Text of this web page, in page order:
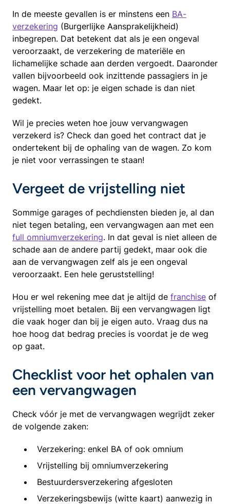
In de meeste gevallen is er minstens een BA-
verzekering (Burgerlijke Aansprakelijkheid)
inbegrepen. Dat betekent dat als je een ongeval
veroorzaakt, de verzekering de materiële en
lichamelijke schade aan derden vergoedt. Daaronder
vallen bijvoorbeeld ook inzittende passagiers in je
wagen. Maar let op: je eigen schade is dan niet
gedekt.
Wil je precies weten hoe jouw vervangwagen
verzekerd is? Check dan goed het contract dat je
ondertekent bij de ophaling van de wagen. Zo kom
je niet voor verrassingen te staan!
Vergeet de vrijstelling niet
Sommige garages of pechdiensten bieden je, al dan
niet tegen betaling, een vervangwagen aan met een
full omniumverzekering. In dat geval is niet alleen de
schade aan de andere partij gedekt, maar ook die
aan de vervangwagen zelf als je een ongeval
veroorzaakt. Een hele geruststelling!
Hou er wel rekening mee dat je altijd de franchise of
vrijstelling moet betalen. Bij een vervangwagen ligt
die vaak hoger dan bij je eigen auto. Vraag dus na
hoe hoog dat bedrag precies is voordat je de weg
op gaat.
Checklist voor het ophalen van
een vervangwagen
Check vóór je met de vervangwagen wegrijdt zeker
de volgende zaken:
Verzekering: enkel BA of ook omnium
Vrijstelling bij omniumverzekering
Bestuurdersverzekering afgesloten
Verzekeringsbewijs (witte kaart) aanwezig in